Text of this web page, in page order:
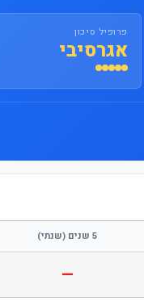
פרופיל סיכון
אגרסיבי
5 שנים (שנתי)
—